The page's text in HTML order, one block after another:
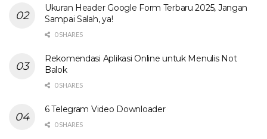
Ukuran Header Google Form Terbaru 2025, Jangan
Sampai Salah, ya!
0 SHARES
Rekomendasi Aplikasi Online untuk Menulis Not
Balok
0 SHARES
6 Telegram Video Downloader
0 SHARES